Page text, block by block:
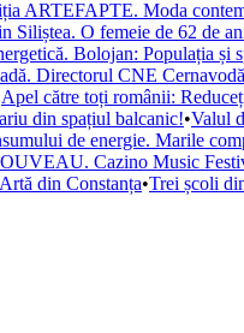
ARTEFAPTE. Moda
Siliștea. O femeie de 62 de
Bolojan: Populația și
Directorul CNE
Apel către toți românii:
din spațiul balcanic!•Valul
de energie. Marile
Cazino Music
din Constanța•Trei școli